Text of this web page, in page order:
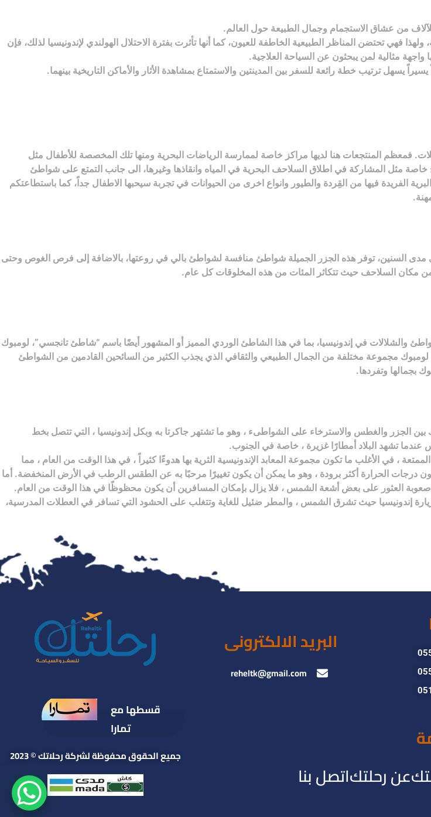
من عشاق الاستجمام وجمال الطبيعة حول العالم.
فهي تحتضن المناظر الطبيعية الخاطفة للعيون، كما أنها تأثرت بفترة الاحتلال الهولندي لإندونيسيا لذلك، فإن
واجهة مثالية لمن يبحثون عن السياحة العلاجية.
فمعظم المنتجعات هنا لديها مراكز خاصة لممارسة الرياضات البحرية ومنها تلك المخصصة للأطفال مثل
مثل المشاركة في اطلاق السلاحف البحرية في المياه وانقاذها وغيرها، الى جانب التمتع على شواطئ
الفريدة فيها من القِردة والطيور وانواع اخرى من الحيوانات في تجربة سيحبها الاطفال جداً، كما باستطاعتكم
السنين، توفر هذه الجزر الجميلة شواطئ منافسة لشواطئ بالي في روعتها، بالاضافة إلى فرص الغوص وحتى
مكان السلاحف حيث تتكاثر المئات من هذه المخلوقات كل عام.
والشلالات في إندونيسيا، بما في هذا الشاطئ الوردي المميز أو المشهور أيضًا باسم “شاطئ تانجسي”، لومبوك
مجموعة مختلفة من الجمال الطبيعي والثقافي الذي يجذب الكثير من السائحين القادمين من الشواطئ
بجمالها وتفردها.
الجزر والغطس والاسترخاء على الشواطىء ، وهو ما تشتهر جاكرتا به وبكل إندونيسيا ، التي تتصل بخط
عندما تشهد البلاد أمطارًا غزيرة ، خاصة في الجنوب.
، في الأغلب ما تكون مجموعة المعابد الإندونيسية الثرية بها هدوءًا كثيراً ، في هذا الوقت من العام ، مما
درجات الحرارة أكثر برودة ، وهو ما يمكن أن يكون تغييرًا مرحبًا به عن الطقس الرطب في الأرض المنخفضة. أما
صعوبة العثور على بعض أشعة الشمس ، فلا يزال بإمكان المسافرين أن يكون محظوظًا في هذا الوقت من العام.
إندونيسيا حيث تشرق الشمس ، والمطر ضئيل للغاية وتتغلب على الحشود التي تسافر في العطلات المدرسية،
عن رحلتكاتصل بنا
البريد الالكترونى
reheltk@gmail.com
قسطها مع
تمارا
جميع الحقوق محفوظة لشركة رحلاتك © 2023